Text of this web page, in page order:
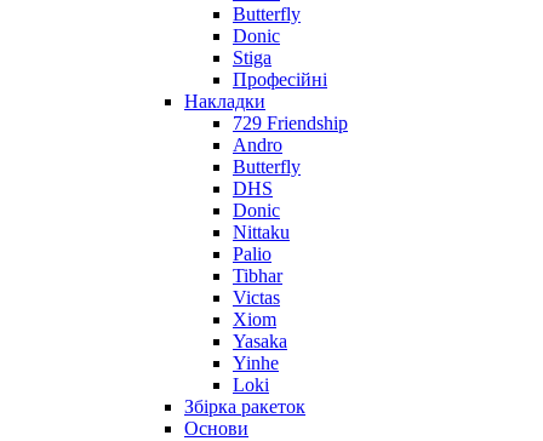
Butterfly
Donic
Stiga
Професійні
Накладки
729 Friendship
Andro
Butterfly
DHS
Donic
Nittaku
Palio
Tibhar
Victas
Xiom
Yasaka
Yinhe
Loki
Збірка ракеток
Основи